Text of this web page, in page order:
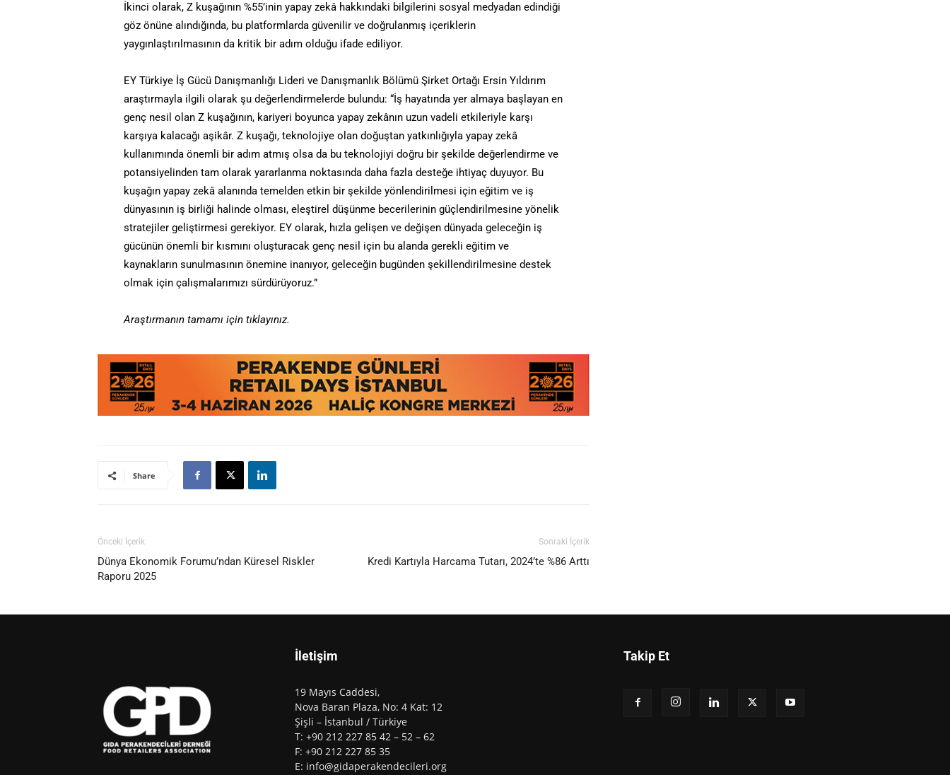
İkinci olarak, Z kuşağının %55’inin yapay zekâ hakkındaki bilgilerini sosyal medyadan edindiği
göz önüne alındığında, bu platformlarda güvenilir ve doğrulanmış içeriklerin
yaygınlaştırılmasının da kritik bir adım olduğu ifade ediliyor.
EY Türkiye İş Gücü Danışmanlığı Lideri ve Danışmanlık Bölümü Şirket Ortağı Ersin Yıldırım
araştırmayla ilgili olarak şu değerlendirmelerde bulundu: “İş hayatında yer almaya başlayan en
genç nesil olan Z kuşağının, kariyeri boyunca yapay zekânın uzun vadeli etkileriyle karşı
karşıya kalacağı aşikâr. Z kuşağı, teknolojiye olan doğuştan yatkınlığıyla yapay zekâ
kullanımında önemli bir adım atmış olsa da bu teknolojiyi doğru bir şekilde değerlendirme ve
potansiyelinden tam olarak yararlanma noktasında daha fazla desteğe ihtiyaç duyuyor. Bu
kuşağın yapay zekâ alanında temelden etkin bir şekilde yönlendirilmesi için eğitim ve iş
dünyasının iş birliği halinde olması, eleştirel düşünme becerilerinin güçlendirilmesine yönelik
stratejiler geliştirmesi gerekiyor. EY olarak, hızla gelişen ve değişen dünyada geleceğin iş
gücünün önemli bir kısmını oluşturacak genç nesil için bu alanda gerekli eğitim ve
kaynakların sunulmasının önemine inanıyor, geleceğin bugünden şekillendirilmesine destek
olmak için çalışmalarımızı sürdürüyoruz.”
Araştırmanın tamamı için tıklayınız.
Share
Önceki İçerik
Dünya Ekonomik Forumu’ndan Küresel Riskler
Raporu 2025
Sonraki İçerik
Kredi Kartıyla Harcama Tutarı, 2024’te %86 Arttı
İletişim
19 Mayıs Caddesi,
Nova Baran Plaza, No: 4 Kat: 12
Şişli – İstanbul / Türkiye
T: +90 212 227 85 42 – 52 – 62
F: +90 212 227 85 35
E: info@gidaperakendecileri.org
Takip Et